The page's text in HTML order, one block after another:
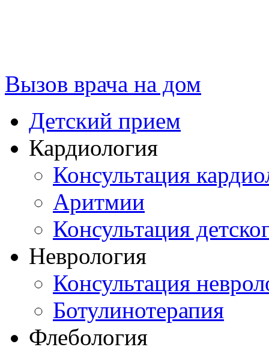
Вызов врача на дом
Детский прием
Кардиология
Консультация
Аритмии
Консультация
Неврология
Консультация
Ботулинотерапия
Флебология